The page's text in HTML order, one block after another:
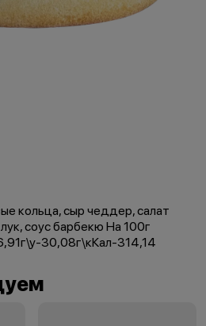
кольца, сыр чеддер, салат
соус барбекю На 100г
30,08г\кКал-314,14